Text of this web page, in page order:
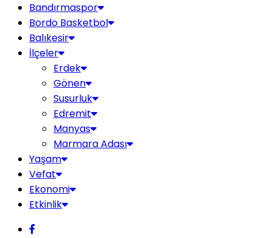
Bandırmaspor
Bordo Basketbol
Balıkesir
İlçeler
Erdek
Gönen
Susurluk
Edremit
Manyas
Marmara Adası
Yaşam
Vefat
Ekonomi
Etkinlik